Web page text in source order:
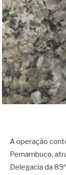
A operação
Pernambuco,
Delegacia da